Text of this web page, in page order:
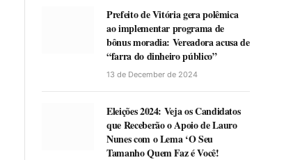
Prefeito de Vitória gera polêmica
ao implementar programa de
bônus moradia: Vereadora acusa de
“farra do dinheiro público”
13 de December de 2024
Eleições 2024: Veja os Candidatos
que Receberão o Apoio de Lauro
Nunes com o Lema ‘O Seu
Tamanho Quem Faz é Você!